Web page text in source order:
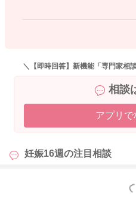
＼【即時回答】新機能「専門家相
相談
アプリで
妊娠16週の注目相談
もっと